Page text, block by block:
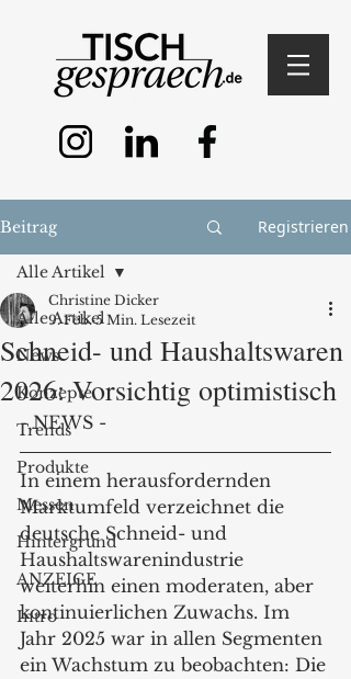
Beitrag Registrieren
Alle Artikel
News
Konzepte
Trends
Produkte
Messen
Hintergrund
ANZEIGE
Intro
Alle Artikel
Schneid- und Haushaltswaren
2026: Vorsichtig optimistisch
Christine Dicker
9. Feb. 5 Min. Lesezeit
- NEWS -
In einem herausfordernden
Marktumfeld verzeichnet die
deutsche Schneid- und
Haushaltswarenindustrie
weiterhin einen moderaten, aber
kontinuierlichen Zuwachs. Im
Jahr 2025 war in allen Segmenten
ein Wachstum zu beobachten: Die